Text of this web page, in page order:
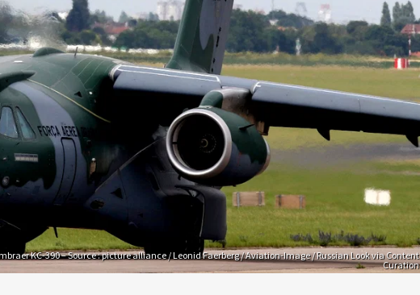
KC-390 – Source : picture alliance / Leonid Faerberg / Aviation-Image / Russian Look via Content
Curation